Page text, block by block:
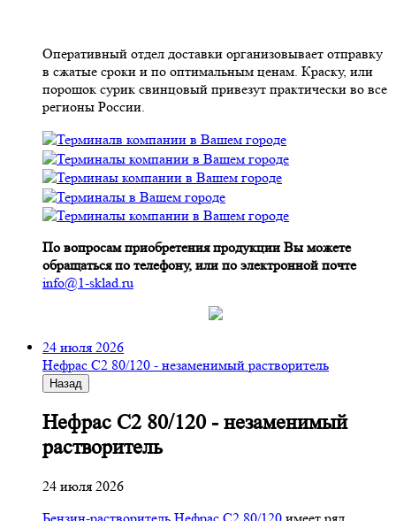
Оперативный отдел доставки организовывает отправку
в сжатые сроки и по оптимальным ценам. Краску, или
порошок сурик свинцовый привезут практически во все
регионы России.
По вопросам приобретения продукции Вы можете
обращаться по телефону, или по электронной почте
info@1-sklad.ru
24 июля 2026
Нефрас С2 80/120 - незаменимый растворитель
Назад
Нефрас С2 80/120 - незаменимый
растворитель
24 июля 2026